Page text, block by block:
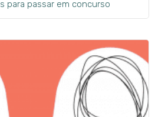
para passar em concurso